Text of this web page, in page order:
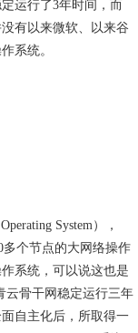
运行了3年时间，而
有以来微软、以来谷
系统。
System），
多个节点的大网络操作
系统，可以说这也是
云骨干网稳定运行三年
自主化后，所取得一